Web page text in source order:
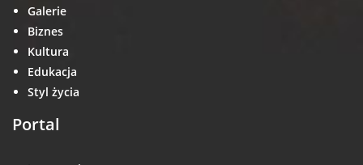
Galerie
Biznes
Kultura
Edukacja
Styl życia
Portal